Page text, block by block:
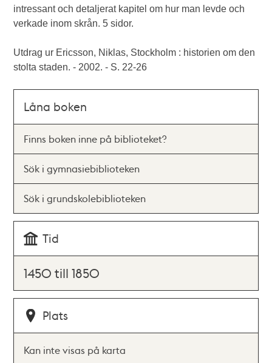
intressant och detaljerat kapitel om hur man levde och
verkade inom skrån. 5 sidor.
Utdrag ur Ericsson, Niklas, Stockholm : historien om den
stolta staden. - 2002. - S. 22-26
Låna boken
Finns boken inne på biblioteket?
Sök i gymnasiebiblioteken
Sök i grundskolebiblioteken
Tid
1450 till 1850
Plats
Kan inte visas på karta